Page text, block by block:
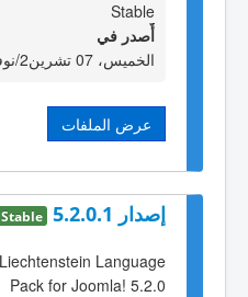
Stable
أٌصدر في
الخميس، 07 تشرين2/نوفمبر 2024 16:13
عرض الملفات
إصدار 5.2.0.1 Stable
Language
Pack for Joomla! 5.2.0